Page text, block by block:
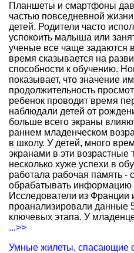
Планшеты и смартфоны
частью повседневной
детей. Родители часто
успокоить малыша или
ученые все чаще задаются
время сказывается на
способности к обучению.
показывает, что значение
продолжительность
ребенок проводит время
наблюдали детей от
больше всего экраны
раннем младенческом
в школу. У детей, много
экранами в эти возрастные
несколько хуже успехи в
работала рабочая память -
обрабатывать информацию
Исследователи из Франции
проанализировали данные
ключевых этапа. У
...>>
Умные жилеты, спасающие